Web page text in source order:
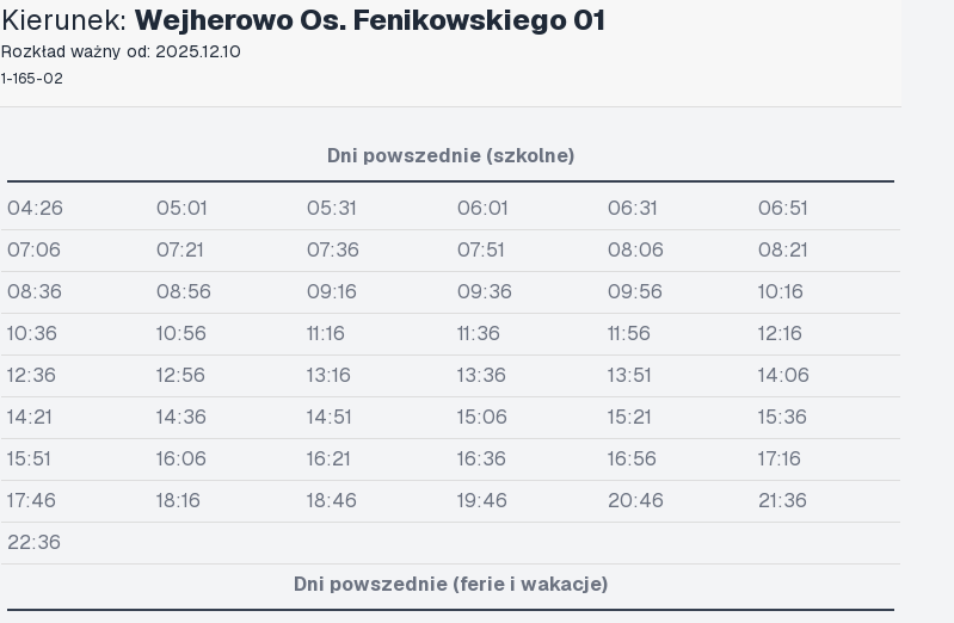
Kierunek: Wejherowo Os. Fenikowskiego 01
Rozkład ważny od: 2025.12.10
1-165-02
Dni powszednie (szkolne)
04:26 05:01 05:31 06:01 06:31
06:51
07:06
07:21 07:36 07:51 08:06
08:21
08:36
08:56 09:16 09:36 09:56
10:16
10:36
10:56 11:16 11:36 11:56
12:16
12:36
12:56 13:16 13:36 13:51
14:06
14:21
14:36 14:51 15:06 15:21
15:36
15:51
16:06 16:21 16:36 16:56
17:16
17:46
18:16 18:46 19:46 20:46
21:36
22:36
Dni powszednie (ferie i wakacje)